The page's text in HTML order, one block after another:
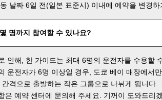
날짜 6일 전(일본 표준시) 이내에 예약을 변경
명까지 참여할 수 있나요?
인해, 한 가이드는 최대 6명의 운전자를 수용할
운전자가 6명 이상일 경우, 도쿄 베이 매장에서
간격으로 출발하는 작은 그룹으로 나뉘게 됩니다.
은 예약 센터에 문의해 주세요. 기꺼이 도와드리